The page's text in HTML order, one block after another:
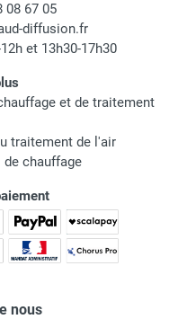
08 67 05
diffusion.fr
et 13h30-17h30
et de traitement
traitement de l'air
chauffage
nous